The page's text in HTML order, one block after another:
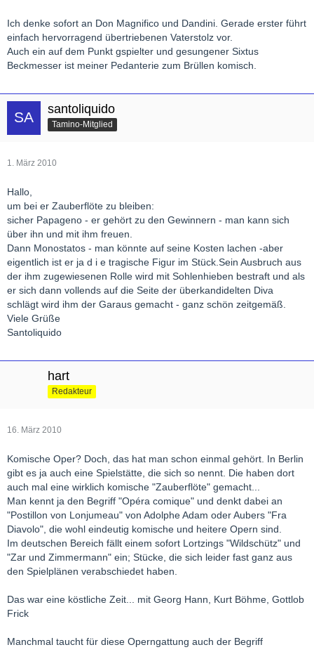
Ich denke sofort an Don Magnifico und Dandini. Gerade erster führt
einfach hervorragend übertriebenen Vaterstolz vor.
Auch ein auf dem Punkt gspielter und gesungener Sixtus
Beckmesser ist meiner Pedanterie zum Brüllen komisch.
santoliquido
Tamino-Mitglied
1. März 2010
Hallo,
um bei er Zauberflöte zu bleiben:
sicher Papageno - er gehört zu den Gewinnern - man kann sich
über ihn und mit ihm freuen.
Dann Monostatos - man könnte auf seine Kosten lachen -aber
eigentlich ist er ja d i e tragische Figur im Stück.Sein Ausbruch aus
der ihm zugewiesenen Rolle wird mit Sohlenhieben bestraft und als
er sich dann vollends auf die Seite der überkandidelten Diva
schlägt wird ihm der Garaus gemacht - ganz schön zeitgemäß.
Viele Grüße
Santoliquido
hart
Redakteur
16. März 2010
Komische Oper? Doch, das hat man schon einmal gehört. In Berlin
gibt es ja auch eine Spielstätte, die sich so nennt. Die haben dort
auch mal eine wirklich komische "Zauberflöte" gemacht...
Man kennt ja den Begriff "Opéra comique" und denkt dabei an
"Postillon von Lonjumeau" von Adolphe Adam oder Aubers "Fra
Diavolo", die wohl eindeutig komische und heitere Opern sind.
Im deutschen Bereich fällt einem sofort Lortzings "Wildschütz" und
"Zar und Zimmermann" ein; Stücke, die sich leider fast ganz aus
den Spielplänen verabschiedet haben.
Das war eine köstliche Zeit... mit Georg Hann, Kurt Böhme, Gottlob
Frick
Manchmal taucht für diese Operngattung auch der Begriff